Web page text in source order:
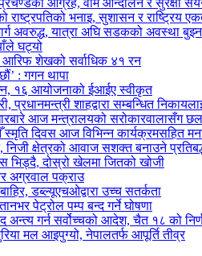
प्रचण्डको आग्रह, वाम आन्दोलन र सुरक्षा
राष्ट्रपतिको भनाइ, सुशासन र राष्ट्रिय
अवरुद्ध, यात्रा अघि सडकको अवस्था
घट्यो
आरिफ शेखको सर्वाधिक ४१ रन
: गगन थापा
१६ आयोजनाको ईआईए स्वीकृत
प्रधानमन्त्री शाहद्वारा सम्बन्धित
आज मन्त्रालयको सरोकारवालासँग
दिवस आज विभिन्न कार्यक्रमसहित
निजी क्षेत्रको आवाज सशक्त बनाउने
भिड्दै, दोस्रो खेलमा जितको खोजी
अग्रवाल पक्राउ
डब्ल्यूएचओद्वारा उच्च सतर्कता
पेट्रोल पम्प बन्द गर्ने घोषणा
अन्त्य गर्न सर्वोच्चको आदेश, चैत १८ को
मल आइपुग्यो, नेपालतर्फ आपूर्ति तीव्र